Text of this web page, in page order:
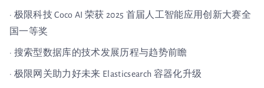
· 极限科技 Coco AI 荣获 2025 首届人工智能应用创新大赛全
国一等奖
· 搜索型数据库的技术发展历程与趋势前瞻
· 极限网关助力好未来 Elasticsearch 容器化升级